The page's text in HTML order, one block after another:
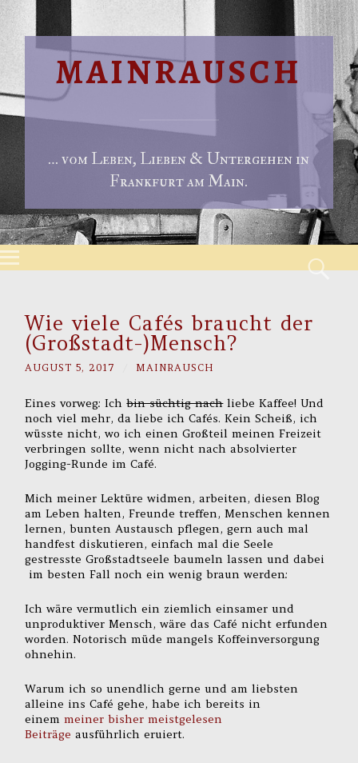
MAINRAUSCH
… vom Leben, Lieben & Untergehen in
Frankfurt am Main.
Menu
Wie viele Cafés braucht der
(Großstadt-)Mensch?
AUGUST 5, 2017 MAINRAUSCH
Eines vorweg: Ichbin süchtig nachliebe Kaffee! Und
noch viel mehr, da liebe ich Cafés. Kein Scheiß, ich
wüsste nicht, wo ich einen Großteil meinen Freizeit
verbringen sollte, wenn nicht nach absolvierter
Jogging-Runde im Café.
Mich meiner Lektüre widmen, arbeiten, diesen Blog
am Leben halten, Freunde treffen, Menschen kennen
lernen, bunten Austausch pflegen, gern auch mal
handfest diskutieren, einfach mal die Seele
gestresste Großstadtseele baumeln lassen und dabei
im besten Fall noch ein wenig braun werden:
Ich wäre vermutlich ein ziemlich einsamer und
unproduktiver Mensch, wäre das Café nicht erfunden
worden. Notorisch müde mangels Koffeinversorgung
ohnehin.
Warum ich so unendlich gerne und am liebsten
alleine ins Café gehe, habe ich bereits in
einemmeiner bisher meistgelesen
Beiträge ausführlich eruiert.